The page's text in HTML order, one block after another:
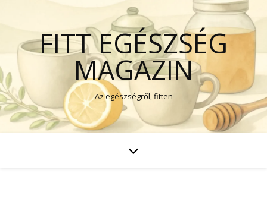
FITT EGÉSZSÉG
MAGAZIN
Az egészségről, fitten